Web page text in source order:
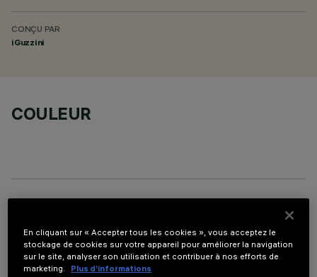
CONÇU PAR
iGuzzini
COULEUR
DERNIÈRE MISE À JOUR: 06/08/2026
DESCRIPTION
En cliquant sur « Accepter tous les cookies », vous acceptez le
stockage de cookies sur votre appareil pour améliorer la navigation
sur le site, analyser son utilisation et contribuer à nos efforts de
marketing.
Plus d’informations